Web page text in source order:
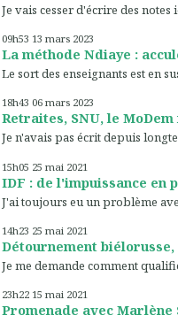
Je vais cesser d'écrire des notes
09h53 13 mars 2023
La méthode Ndiaye :
Le sort des enseignants est en
18h43 06 mars 2023
Retraites, SNU, le
Je n'avais pas écrit depuis
15h05 25 mai 2021
IDF : de l'impuissance en
J'ai toujours eu un problème
14h23 25 mai 2021
Détournement
Je me demande comment
23h22 15 mai 2021
Promenade avec Marlène